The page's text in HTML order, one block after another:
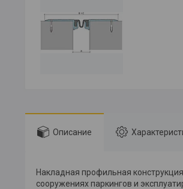
Описание
Накладная профильная
сооружениях паркингов и